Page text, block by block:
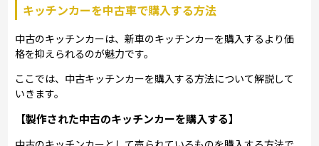
キッチンカーを中古車で購入する方法
中古のキッチンカーは、新車のキッチンカーを購入するより価
格を抑えられるのが魅力です。
ここでは、中古キッチンカーを購入する方法について解説して
いきます。
【製作された中古のキッチンカーを購入する】